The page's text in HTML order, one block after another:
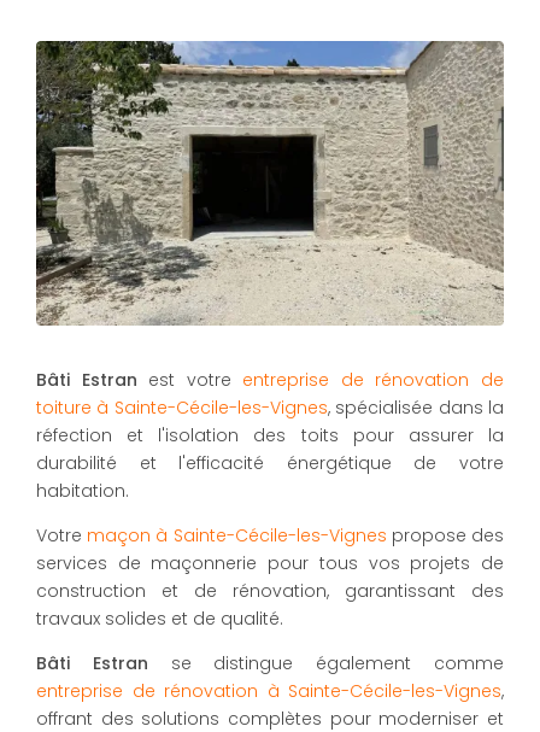
Bâti Estran est votre entreprise de rénovation de
toiture à Sainte-Cécile-les-Vignes, spécialisée dans la
réfection et l'isolation des toits pour assurer la
durabilité et l'efficacité énergétique de votre
habitation.
Votre maçon à Sainte-Cécile-les-Vignes propose des
services de maçonnerie pour tous vos projets de
construction et de rénovation, garantissant des
travaux solides et de qualité.
Bâti Estran se distingue également comme
entreprise de rénovation à Sainte-Cécile-les-Vignes,
offrant des solutions complètes pour moderniser et